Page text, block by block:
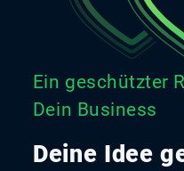
Ein geschützter
Dein Business
Deine Idee